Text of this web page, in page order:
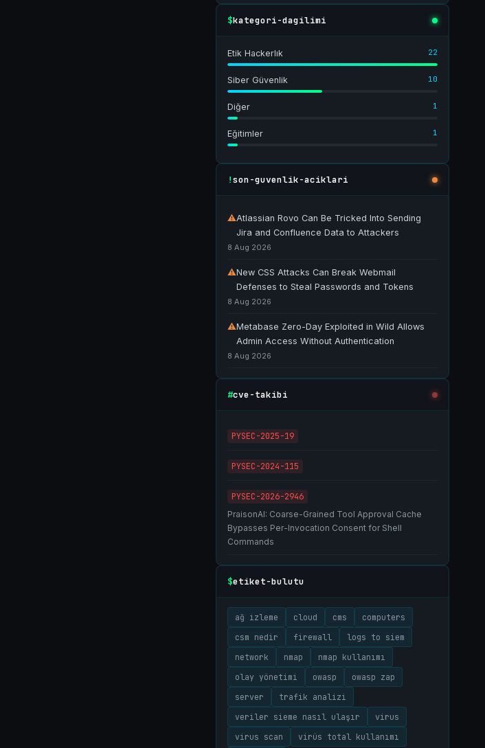
$kategori-dagilimi
Etik Hackerlık 22
Siber Güvenlik 10
Diğer 1
Eğitimler 1
!son-guvenlik-aciklari
⚠Atlassian Rovo Can Be Tricked Into Sending
Jira and Confluence Data to Attackers
8 Aug 2026
⚠New CSS Attacks Can Break Webmail
Defenses to Steal Passwords and Tokens
8 Aug 2026
⚠Metabase Zero-Day Exploited in Wild Allows
Admin Access Without Authentication
8 Aug 2026
#cve-takibi
PYSEC-2025-19
PYSEC-2024-115
PYSEC-2026-2946
PraisonAI: Coarse-Grained Tool Approval Cache
Bypasses Per-Invocation Consent for Shell
Commands
$etiket-bulutu
ağ izleme cloud cms
computers
csm nedir
firewall
logs to siem
network
nmap
nmap kullanımı
olay yönetimi
owasp
owasp zap
server
trafik analizi
veriler sieme nasıl ulaşır
virus
virus scan
virüs total kullanımı